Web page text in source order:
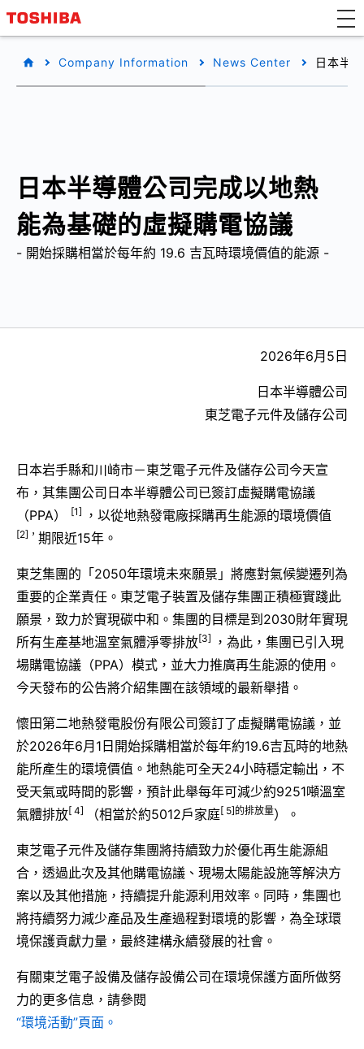
Company Information News Center 日本半
日本半導體公司完成以地熱
能為基礎的虛擬購電協議
- 開始採購相當於每年約 19.6 吉瓦時環境價值的能源 -
2026年6月5日
日本半導體公司
東芝電子元件及儲存公司
日本岩手縣和川崎市－東芝電子元件及儲存公司今天宣
布，其集團公司日本半導體公司已簽訂虛擬購電協議
（PPA）
[1] ，以從地熱發電廠採購再生能源的環境價值
[2]， 期限近15年。
東芝集團的「2050年環境未來願景」將應對氣候變遷列為
重要的企業責任。東芝電子裝置及儲存集團正積極實踐此
願景，致力於實現碳中和。集團的目標是到2030財年實現
所有生產基地溫室氣體淨零排放[3]
，為此，集團已引入現
場購電協議（PPA）模式，並大力推廣再生能源的使用。
今天發布的公告將介紹集團在該領域的最新舉措。
懷田第二地熱發電股份有限公司簽訂了虛擬購電協議，並
於2026年6月1日開始採購相當於每年約19.6吉瓦時的地熱
能所產生的環境價值。地熱能可全天24小時穩定輸出，不
受天氣或時間的影響，預計此舉每年可減少約9251噸溫室
氣體排放[ 4] （相當於約5012戶家庭[ 5]的排放量）。
東芝電子元件及儲存集團將持續致力於優化再生能源組
合，透過此次及其他購電協議、現場太陽能設施等解決方
案以及其他措施，持續提升能源利用效率。同時，集團也
將持續努力減少產品及生產過程對環境的影響，為全球環
境保護貢獻力量，最終建構永續發展的社會。
有關東芝電子設備及儲存設備公司在環境保護方面所做努
力的更多信息，請參閱
“環境活動”頁面。